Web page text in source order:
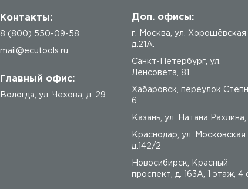
Контакты:
8 (800) 550-09-58
mail@ecutools.ru
Главный офис:
Вологда ул. Чехова, д. 29
Доп. офисы:
г. Москва, ул. Хорошёвская
д.21А.
Санкт-Петербург, ул.
Ленсовета, 81.
Хабаровск, переулок
6
Казань, ул. Натана Рахлина,
Краснодар, ул. Московская
д.142/2
Новосибирск, Красный
проспект, д. 163А, 1 этаж, 4